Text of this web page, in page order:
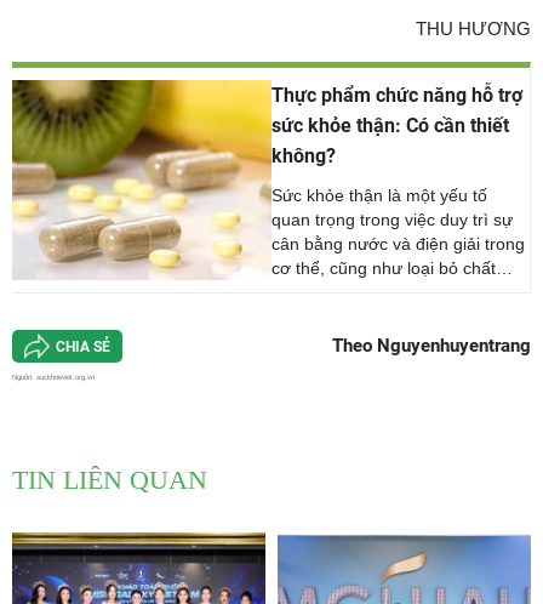
THU HƯƠNG
Thực phẩm chức năng hỗ trợ
sức khỏe thận: Có cần thiết
không?
Sức khỏe thận là một yếu tố
quan trọng trong việc duy trì sự
cân bằng nước và điện giải trong
cơ thể, cũng như loại bỏ chất
không còn lành mạnh như trước,
CHIA SẺ Theo Nguyenhuyentrang
Nguồn: suckhoeviet.org.vn
TIN LIÊN QUAN